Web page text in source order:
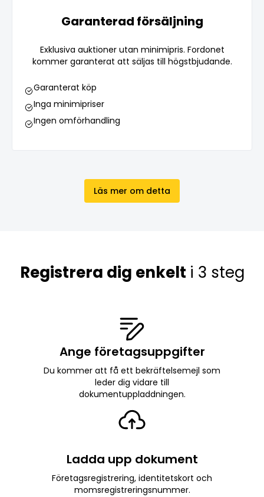
Garanterad försäljning
Exklusiva auktioner utan minimipris. Fordonet
kommer garanterat att säljas till högstbjudande.
Garanterat köp
Inga minimipriser
Ingen omförhandling
Läs mer om detta
Registrera dig enkelt i 3 steg
Ange företagsuppgifter
Du kommer att få ett bekräftelsemejl som
leder dig vidare till
dokumentuppladdningen.
Ladda upp dokument
Företagsregistrering, identitetskort och
momsregistreringsnummer.